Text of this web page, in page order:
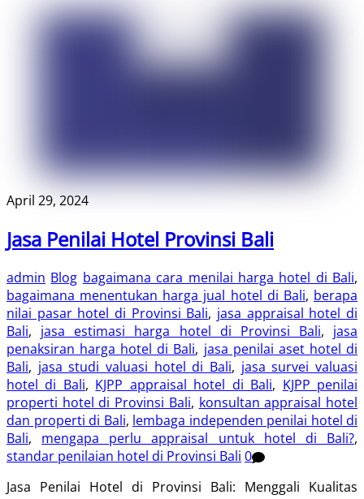
April 29, 2024
Jasa Penilai Hotel Provinsi Bali
admin Blog bagaimana cara menilai harga hotel di Bali,
bagaimana menentukan harga jual hotel di Bali, berapa
nilai pasar hotel di Provinsi Bali, jasa appraisal hotel di
Bali, jasa estimasi harga hotel di Provinsi Bali, jasa
penaksiran harga hotel di Bali, jasa penilai aset hotel di
Bali, jasa studi valuasi hotel di Bali, jasa survei valuasi
hotel di Bali, KJPP appraisal hotel di Bali, KJPP penilai
properti hotel di Provinsi Bali, konsultan appraisal hotel
dan properti di Bali, lembaga independen penilai hotel di
Bali, mengapa perlu appraisal untuk hotel di Bali?,
standar penilaian hotel di Provinsi Bali 0
Jasa Penilai Hotel di Provinsi Bali: Menggali Kualitas